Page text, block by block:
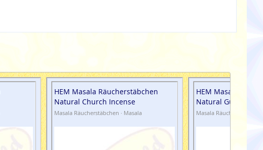
HEM Masala Räucherstäbchen
Natural Church Incense
Masala Räucherstäbchen · Masala
HEM Masala
Natural Guru
Masala Räucherstäbchen